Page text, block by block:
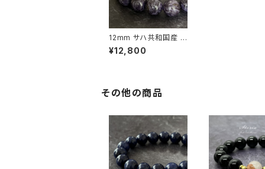
12mm サハ共和国産 チ
ャロアイト ブレスレット
【画像現物】
¥12,800
その他の商品